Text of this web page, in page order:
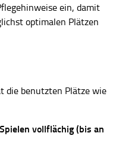
ein, damit
optimalen Plätzen
die benutzten Plätze wie
vollflächig (bis an